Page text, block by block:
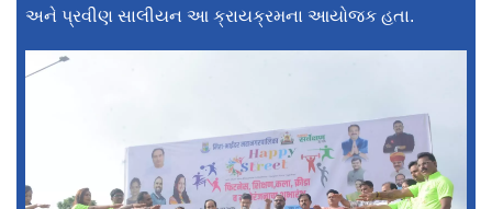
અને પ્રવીણ સાલીયન આ ક્રાયક્રમના આયોજક હતા.